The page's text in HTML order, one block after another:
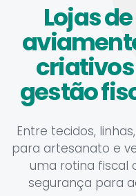
Lojas
gestão
Entre tecidos,
para artesanato e
uma rotina fiscal
segurança para